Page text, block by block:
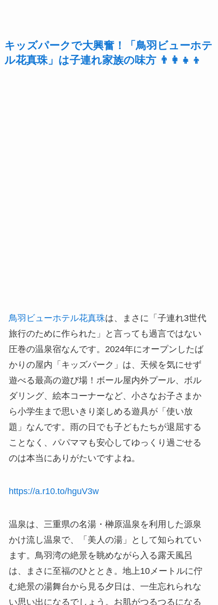
キッズパークで大興奮！「鳥羽ビューホテ
ル花真珠」は子連れ家族の味方 👨‍👩‍👧‍👦
鳥羽ビューホテル花真珠は、まさに「子連れ3世代
旅行のために作られた」と言っても過言ではない
圧巻の温泉宿なんです。2024年にオープンしたば
かりの屋内「キッズパーク」は、天候を気にせず
遊べる最高の遊び場！ボール屋内外プール、ボル
ダリング、絵本コーナーなど、小さなお子さまか
ら小学生まで思いきり楽しめる遊具が「使い放
題」なんです。雨の日でも子どもたちが退屈する
ことなく、パパママも安心してゆっくり過ごせる
のは本当にありがたいですよね。
https://a.r10.to/hguV3w
温泉は、三重県の名湯・榊原温泉を利用した源泉
かけ流し温泉で、「美人の湯」として知られてい
ます。鳥羽湾の絶景を眺めながら入る露天風呂
は、まさに至福のひととき。地上10メートルに佇
む絶景の湯舞台から見る夕日は、一生忘れられな
い思い出になるでしょう。お肌がつるつるになる